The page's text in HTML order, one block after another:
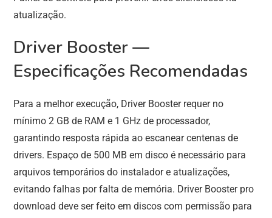
atualização.
Driver Booster —
Especificações Recomendadas
Para a melhor execução, Driver Booster requer no
mínimo 2 GB de RAM e 1 GHz de processador,
garantindo resposta rápida ao escanear centenas de
drivers. Espaço de 500 MB em disco é necessário para
arquivos temporários do instalador e atualizações,
evitando falhas por falta de memória. Driver Booster pro
download deve ser feito em discos com permissão para